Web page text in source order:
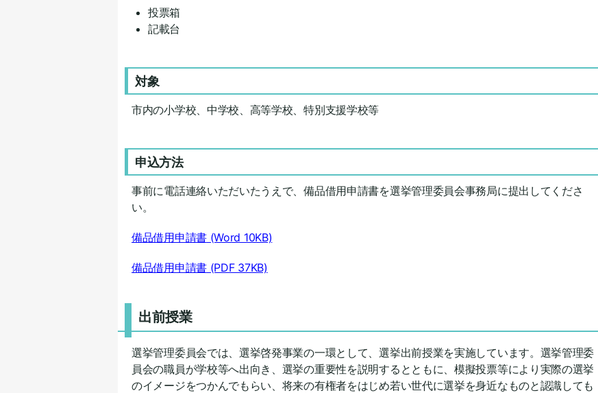
投票箱
記載台
対象
市内の小学校、中学校、高等学校、特別支援学校等
申込方法
事前に電話連絡いただいたうえで、備品借用申請書を選挙管理委員会事務局に提出してくださ
い。
備品借用申請書(Word 10KB)
備品借用申請書(PDF 37KB)
出前授業
選挙管理委員会では、選挙啓発事業の一環として、選挙出前授業を実施しています。選挙管理委
員会の職員が学校等へ出向き、選挙の重要性を説明するとともに、模擬投票等により実際の選挙
のイメージをつかんでもらい、将来の有権者をはじめ若い世代に選挙を身近なものと認識しても